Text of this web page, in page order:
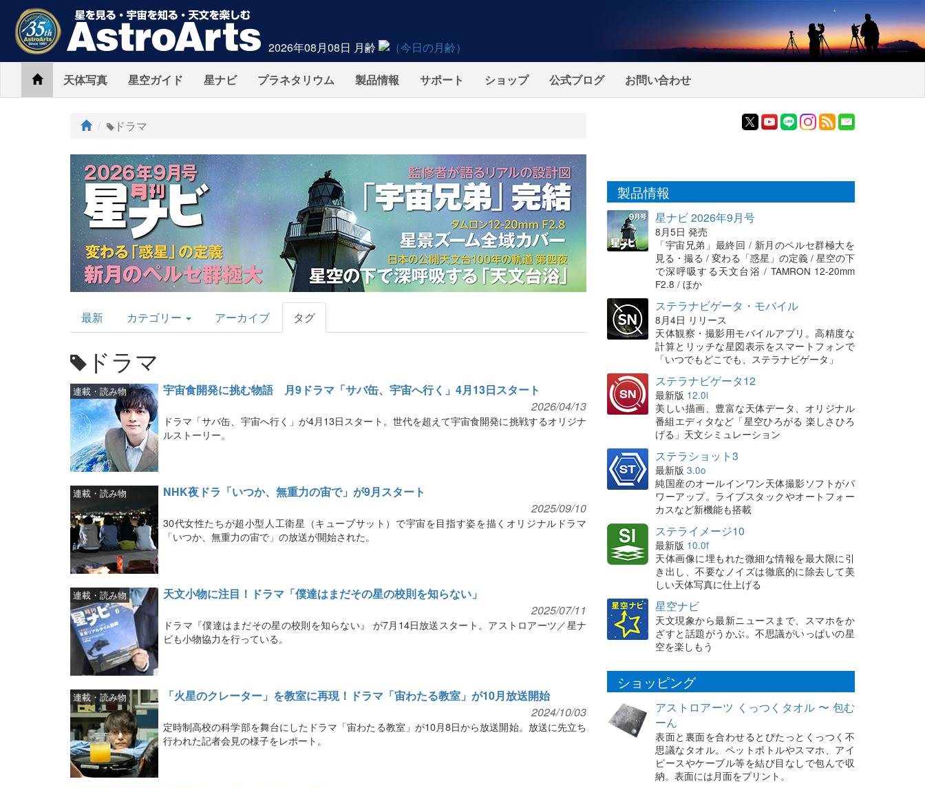
2026年08月08日 月齢
Home天体写真 星空ガイド 星ナビ プラネタリウム 製品情報 サポート ショップ 公式ブログ お問い合わせ
ト
プ
ドラマ
AstroArts
Topics
最新 カテゴリー アーカイブ タグ
ドラマ
宇宙食開発に挑む物語 月9ドラマ「サバ缶、宇宙へ行く」4月13日スタート
連載・読み物
2026/04/13
ドラマ「サバ缶、宇宙へ行く」が4月13日スタート。世代を超えて宇宙食開発に挑戦するオリジナ
ルストーリー。
NHK夜ドラ「いつか、無重力の宙で」が9月スタート
連載・読み物
2025/09/10
30代女性たちが超小型人工衛星（キューブサット）で宇宙を目指す姿を描くオリジナルドラマ
「いつか、無重力の宙で」の放送が開始された。
天文小物に注目！ドラマ「僕達はまだその星の校則を知らない」
連載・読み物
2025/07/11
ドラマ『僕達はまだその星の校則を知らない』 が7月14日放送スタート。アストロアーツ／星ナ
ビも小物協力を行っている。
「火星のクレーター」を教室に再現！ドラマ「宙わたる教室」が10月放送開始
連載・読み物
2024/10/03
定時制高校の科学部を舞台にしたドラマ「宙わたる教室」が10月8日から放送開始。放送に先立ち
行われた記者会見の様子をレポート。
製品情報
星ナビ 2026年9月号
8月5日 発売
「宇宙兄弟」最終回 / 新月のペルセ群極大を
見る・撮る / 変わる「惑星」の定義 / 星空の下
で深呼吸する天文台浴 / TAMRON 12-20mm
F2.8 / ほか
ステラナビゲータ・モバイル
8月4日 リリース
天体観察・撮影用モバイルアプリ。高精度な
計算とリッチな星図表示をスマートフォンで
「いつでもどこでも、ステラナビゲータ」
ステラナビゲータ12
最新版 12.0i
美しい描画、豊富な天体データ、オリジナル
番組エディタなど「星空ひろがる 楽しさひろ
げる」天文シミュレーション
ステラショット3
最新版 3.0o
純国産のオールインワン天体撮影ソフトがパ
ワーアップ。ライブスタックやオートフォー
カスなど新機能も搭載
ステライメージ10
最新版 10.0f
天体画像に埋もれた微細な情報を最大限に引
き出し、不要なノイズは徹底的に除去して美
しい天体写真に仕上げる
星空ナビ
天文現象から最新ニュースまで、スマホをか
ざすと話題がうかぶ。不思議がいっぱいの星
空を楽しもう
ショッピング
アストロアーツ くっつくタオル 〜 包む
ーん
表面と裏面を合わせるとぴたっとくっつく不
思議なタオル。ペットボトルやスマホ、アイ
ピースやケーブル等を結び目なしで包んで収
納。表面には月面をプリント。